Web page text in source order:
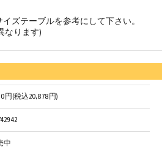
イズテーブルを参考にして下さい。
なります)
円(税込20,878円)
中